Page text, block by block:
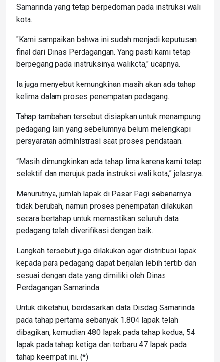
Samarinda yang tetap berpedoman pada instruksi wali
kota.
"Kami sampaikan bahwa ini sudah menjadi keputusan
final dari Dinas Perdagangan. Yang pasti kami tetap
berpegang pada instruksinya walikota," ucapnya.
Ia juga menyebut kemungkinan masih akan ada tahap
kelima dalam proses penempatan pedagang.
Tahap tambahan tersebut disiapkan untuk menampung
pedagang lain yang sebelumnya belum melengkapi
persyaratan administrasi saat proses pendataan.
“Masih dimungkinkan ada tahap lima karena kami tetap
selektif dan merujuk pada instruksi wali kota,” jelasnya.
Menurutnya, jumlah lapak di Pasar Pagi sebenarnya
tidak berubah, namun proses penempatan dilakukan
secara bertahap untuk memastikan seluruh data
pedagang telah diverifikasi dengan baik.
Langkah tersebut juga dilakukan agar distribusi lapak
kepada para pedagang dapat berjalan lebih tertib dan
sesuai dengan data yang dimiliki oleh Dinas
Perdagangan Samarinda.
Untuk diketahui, berdasarkan data Disdag Samarinda
pada tahap pertama sebanyak 1.804 lapak telah
dibagikan, kemudian 480 lapak pada tahap kedua, 54
lapak pada tahap ketiga dan terbaru 47 lapak pada
tahap keempat ini. (*)